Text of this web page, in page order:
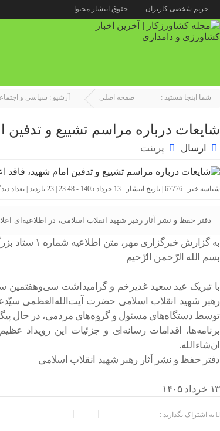
حریم شخصی کاربران حقوق انتشار محتوا
شما اینجا هستید : صفحه اصلی آرشیو : سیاسی و
شایعات درباره مراسم تشییع و تدفین
ارسال پرینت
شناسه خبر : 67776 | تاریخ انتشار : 13 خرداد 1405 - 23:48 | 23 بازدید | تعداد دیدگاه :
دفتر حفظ و نشر آثار رهبر شهید انقلاب اسلامی، در اطلاعیه‌ای
به گزارش خبرگزاری مهر، متن اطلاعیه شماره ۱ ستاد بزرگداشت عروج خونین امام مجاهد شهید حضرت آیت‌الله‌العظمی خامنه‌ای‌ به این شرح است:
بسم الله الرّحمن الرّحیم
با تبریک عید سعید غدیرخم و گرامیداشت سی‌وهفتمین
رهبر شهید انقلاب اسلامی حضرت آیت‌الله‌العظمی
توسط دستگاه‌های مسئول و گروه‌های مردمی، در حال
برنامه‌ها، اقدامات رسانه‌ای و جزئیات این رویداد
ان‌شاء‌الله.
دفتر حفظ و نشر آثار رهبر شهید انقلاب اسلامی
۱۳ خرداد ۱۴۰۵
به اشتراک بگذارید :